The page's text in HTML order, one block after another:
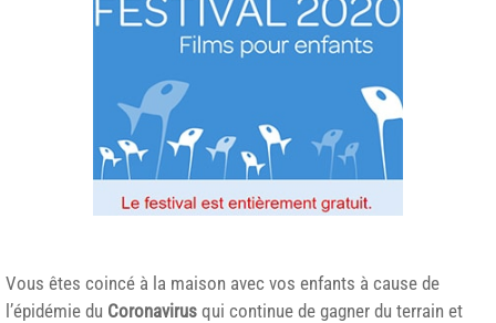
Vous êtes coincé à la maison avec vos enfants à cause de
l’épidémie du Coronavirus qui continue de gagner du terrain et